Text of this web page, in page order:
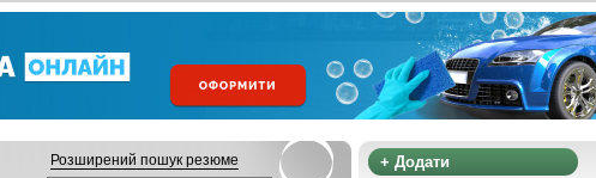
Розширений пошук резюме + Додати